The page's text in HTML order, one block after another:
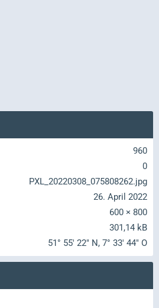
960
0
PXL_20220308_075808262.jpg
26. April 2022
600 × 800
301,14 kB
51° 55' 22" N, 7° 33' 44" O